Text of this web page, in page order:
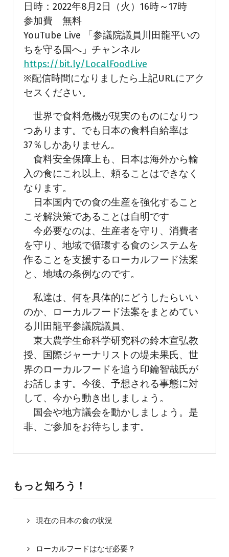
日時：2022年8月2日（火）16時～17時
参加費 無料
YouTube Live 「参議院議員川田龍平いの
ちを守る国へ」チャンネル
https://bit.ly/LocalFoodLive
※配信時間になりましたら上記URLにアク
セスください。
世界で食料危機が現実のものになりつ
つあります。でも日本の食料自給率は
37％しかありません。
食料安全保障上も、日本は海外から輸
入の食にこれ以上、頼ることはできなく
なります。
日本国内での食の生産を強化すること
こそ解決策であることは自明です
今必要なのは、生産者を守り、消費者
を守り、地域で循環する食のシステムを
作ることを支援するローカルフード法案
と、地域の条例なのです。
私達は、何を具体的にどうしたらいい
のか、ローカルフード法案をまとめてい
る川田龍平参議院議員、
東大農学生命科学研究科の鈴木宣弘教
授、国際ジャーナリストの堤未果氏、世
界のローカルフードを追う印鑰智哉氏が
お話します。今後、予想される事態に対
して、今から動き出しましょう。
国会や地方議会を動かしましょう。是
非、ご参加をお待ちします。
もっと知ろう！
現在の日本の食の状況
ローカルフードはなぜ必要？